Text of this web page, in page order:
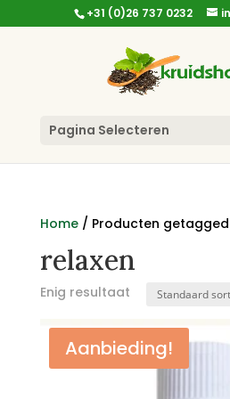
+31 (0)26 737 0232
Pagina Selecteren
Home/ Producten getagged
relaxen
Enig resultaat
Aanbieding!